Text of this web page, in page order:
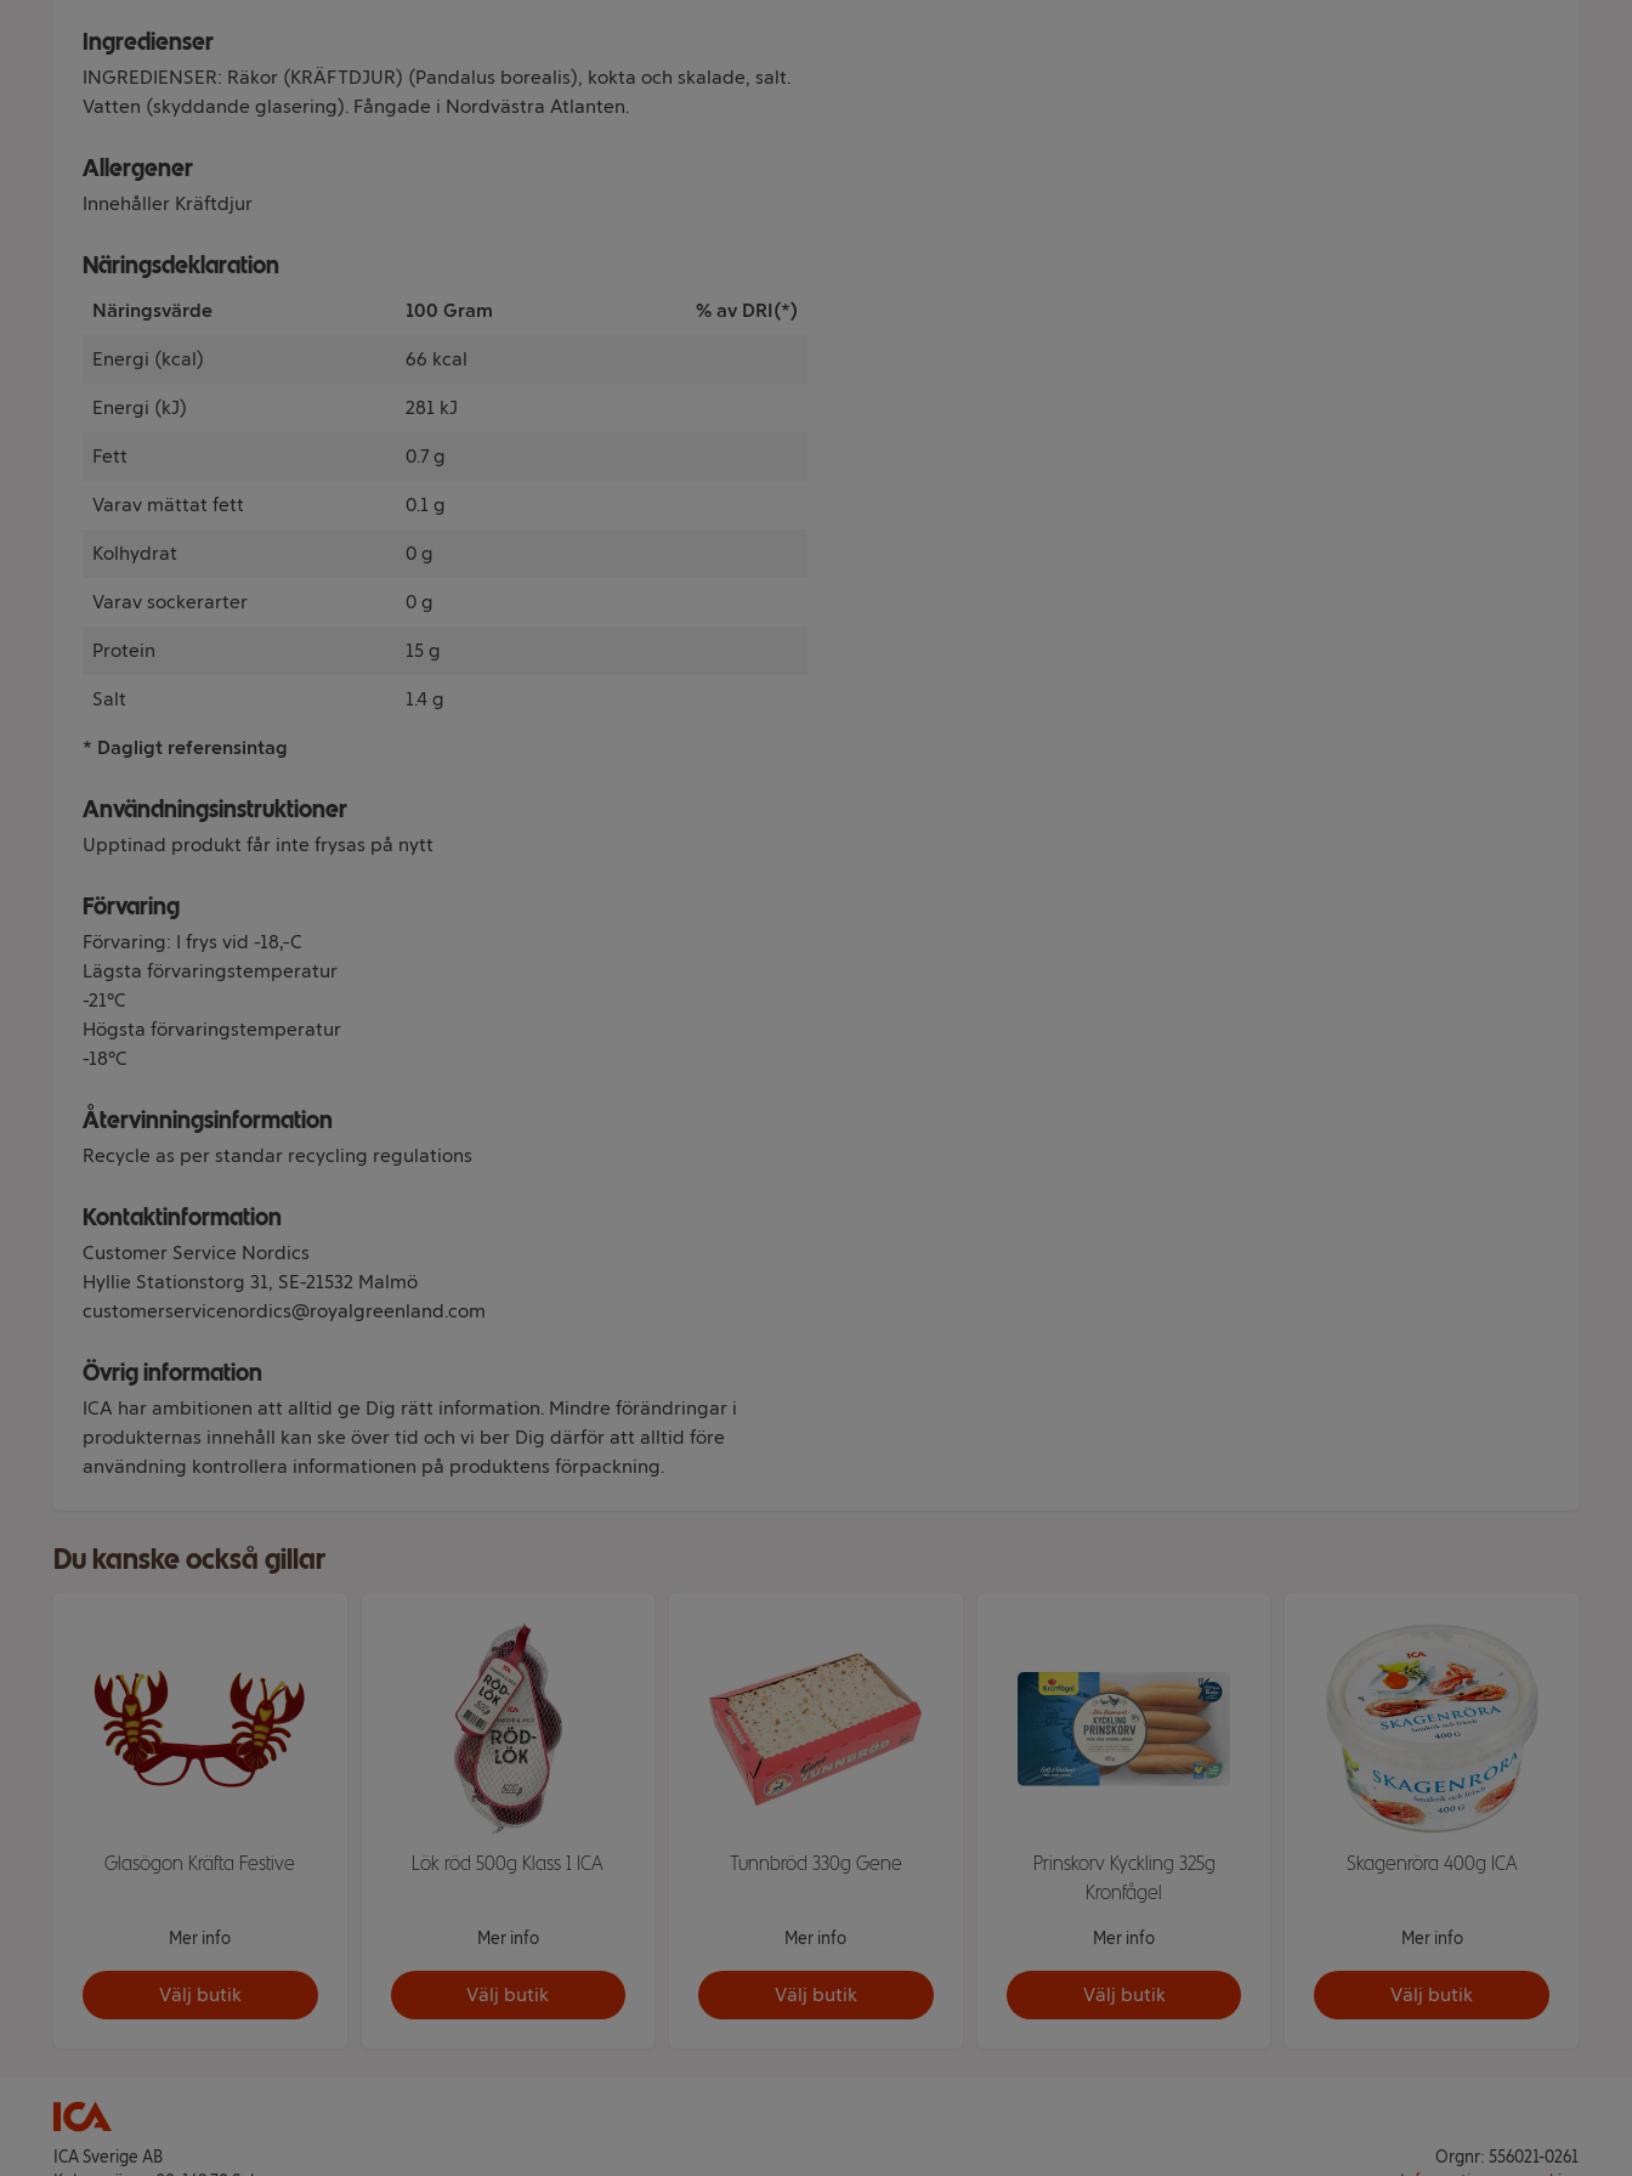
Ingredienser
INGREDIENSER: Räkor (KRÄFTDJUR) (Pandalus borealis), kokta och skalade, salt.
Vatten (skyddande glasering). Fångade i Nordvästra Atlanten.
Allergener
Innehåller Kräftdjur
Näringsdeklaration
Näringsvärde 100 Gram % av DRI(*)
Energi (kcal) 66 kcal
Energi (kJ) 281 kJ
Fett 0.7 g
Varav mättat fett 0.1 g
Kolhydrat 0 g
Varav sockerarter 0 g
Protein 15 g
Salt 1.4 g
* Dagligt referensintag
Användningsinstruktioner
Upptinad produkt får inte frysas på nytt
Förvaring
Förvaring: I frys vid -18ºC
Lägsta förvaringstemperatur
-21°C
Högsta förvaringstemperatur
-18°C
Återvinningsinformation
Recycle as per standar recycling regulations
Kontaktinformation
Customer Service Nordics
Hyllie Stationstorg 31, SE-21532 Malmö
customerservicenordics@royalgreenland.com
Övrig information
ICA har ambitionen att alltid ge Dig rätt information. Mindre förändringar i
produkternas innehåll kan ske över tid och vi ber Dig därför att alltid före
användning kontrollera informationen på produktens förpackning.
Du kanske också gillar
Glasögon Kräfta Festive
Mer info
Välj butik
Lök röd 500g Klass 1 ICA
Mer info
Välj butik
Tunnbröd 330g Gene
Mer info
Välj butik
Prinskorv Kyckling 325g
Kronfågel
Mer info
Välj butik
Skagenröra 400g ICA
Mer info
Välj butik
ICA Sverige AB
Orgnr: 556021-0261